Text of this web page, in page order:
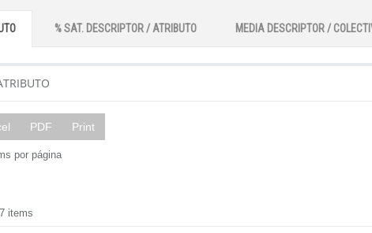
% SAT. DESCRIPTOR / ATRIBUTO MEDIA DESCRIPTOR /
PDF Print
por página
items